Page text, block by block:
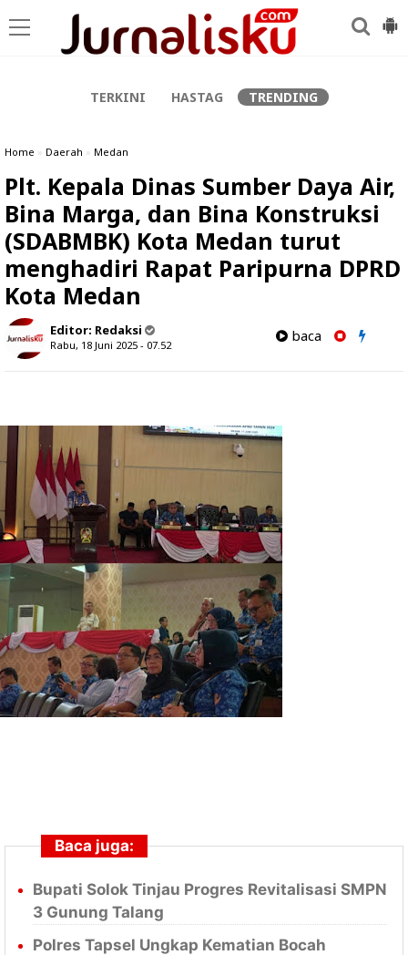
TERKINI HASTAG TRENDING
Home » Daerah » Medan
Plt. Kepala Dinas Sumber Daya Air,
Bina Marga, dan Bina Konstruksi
(SDABMBK) Kota Medan turut
menghadiri Rapat Paripurna DPRD
Kota Medan
Editor: Redaksi
Rabu, 18 Juni 2025 - 07.52
baca
Baca juga:
Bupati Solok Tinjau Progres Revitalisasi SMPN
3 Gunung Talang
Polres Tapsel Ungkap Kematian Bocah